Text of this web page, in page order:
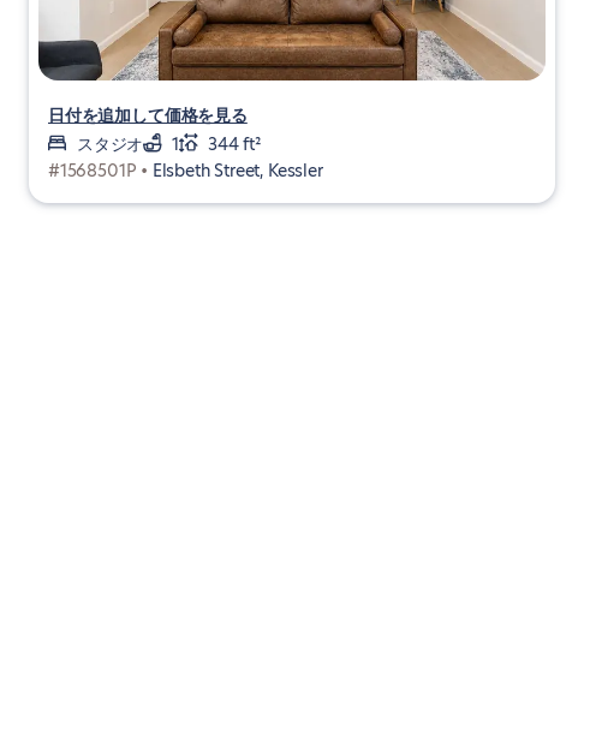
日付を追加して価格を見る
スタジオ
1
344 ft²
#1568501P • Elsbeth Street, Kessler